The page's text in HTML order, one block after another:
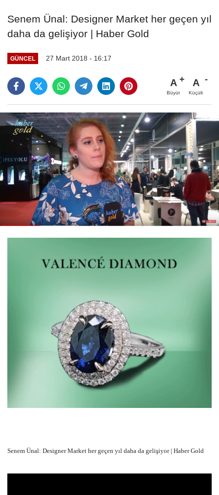
Senem Ünal: Designer Market her geçen yıl
daha da gelişiyor | Haber Gold
GÜNCEL 27 Mart 2018 - 16:17
A
Büyüt
A
Küçült
Senem Ünal: Designer Market her geçen yıl daha da gelişiyor | Haber Gold